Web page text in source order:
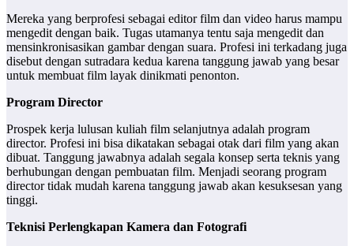
Mereka yang berprofesi sebagai editor film dan video harus mampu
mengedit dengan baik. Tugas utamanya tentu saja mengedit dan
mensinkronisasikan gambar dengan suara. Profesi ini terkadang juga
disebut dengan sutradara kedua karena tanggung jawab yang besar
untuk membuat film layak dinikmati penonton.
Program Director
Prospek kerja lulusan kuliah film selanjutnya adalah program
director. Profesi ini bisa dikatakan sebagai otak dari film yang akan
dibuat. Tanggung jawabnya adalah segala konsep serta teknis yang
berhubungan dengan pembuatan film. Menjadi seorang program
director tidak mudah karena tanggung jawab akan kesuksesan yang
tinggi.
Teknisi Perlengkapan Kamera dan Fotografi